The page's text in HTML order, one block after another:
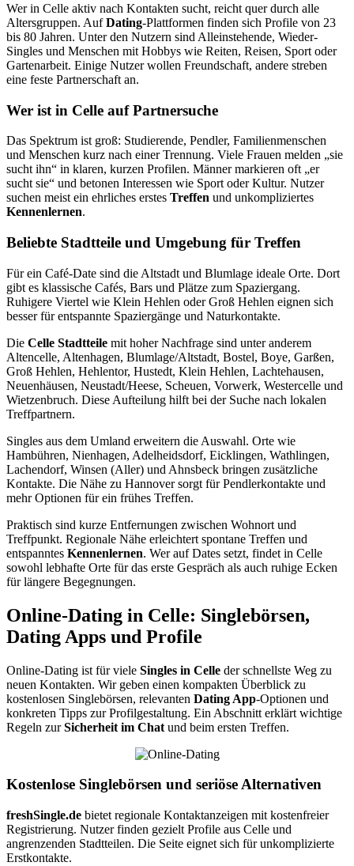
Wer in Celle aktiv nach Kontakten sucht, reicht quer durch alle
Altersgruppen. AufDating-Plattformen finden sich Profile von 23
bis 80 Jahren. Unter den Nutzern sind Alleinstehende, Wieder-
Singles und Menschen mit Hobbys wie Reiten, Reisen, Sport oder
Gartenarbeit. Einige Nutzer wollen Freundschaft, andere streben
eine feste Partnerschaft an.
Wer ist in Celle auf Partnersuche
Das Spektrum ist groß: Studierende, Pendler, Familienmenschen
und Menschen kurz nach einer Trennung. Viele Frauen melden „sie
sucht ihn“ in klaren, kurzen Profilen. Männer markieren oft „er
sucht sie“ und betonen Interessen wie Sport oder Kultur. Nutzer
suchen meist ein ehrliches erstes Treffen und unkompliziertes
Kennenlernen.
Beliebte Stadtteile und Umgebung für Treffen
Für ein Café-Date sind die Altstadt und Blumlage ideale Orte. Dort
gibt es klassische Cafés, Bars und Plätze zum Spaziergang.
Ruhigere Viertel wie Klein Hehlen oder Groß Hehlen eignen sich
besser für entspannte Spaziergänge und Naturkontakte.
Die Celle Stadtteile mit hoher Nachfrage sind unter anderem
Altencelle, Altenhagen, Blumlage/Altstadt, Bostel, Boye, Garßen,
Groß Hehlen, Hehlentor, Hustedt, Klein Hehlen, Lachtehausen,
Neuenhäusen, Neustadt/Heese, Scheuen, Vorwerk, Westercelle und
Wietzenbruch. Diese Aufteilung hilft bei der Suche nach lokalen
Treffpartnern.
Singles aus dem Umland erweitern die Auswahl. Orte wie
Hambühren, Nienhagen, Adelheidsdorf, Eicklingen, Wathlingen,
Lachendorf, Winsen (Aller) und Ahnsbeck bringen zusätzliche
Kontakte. Die Nähe zu Hannover sorgt für Pendlerkontakte und
mehr Optionen für ein frühes Treffen.
Praktisch sind kurze Entfernungen zwischen Wohnort und
Treffpunkt. Regionale Nähe erleichtert spontane Treffen und
entspanntes Kennenlernen. Wer auf Dates setzt, findet in Celle
sowohl lebhafte Orte für das erste Gespräch als auch ruhige Ecken
für längere Begegnungen.
Online-Dating in Celle: Singlebörsen,
Dating Apps und Profile
Online-Dating ist für viele Singles in Celle der schnellste Weg zu
neuen Kontakten. Wir geben einen kompakten Überblick zu
kostenlosen Singlebörsen, relevanten Dating App-Optionen und
konkreten Tipps zur Profilgestaltung. Ein Abschnitt erklärt wichtige
Regeln zurSicherheit im Chat und beim ersten Treffen.
Kostenlose Singlebörsen und seriöse Alternativen
freshSingle.de bietet regionale Kontaktanzeigen mit kostenfreier
Registrierung. Nutzer finden gezielt Profile aus Celle und
angrenzenden Stadtteilen. Die Seite eignet sich für unkomplizierte
Erstkontakte.